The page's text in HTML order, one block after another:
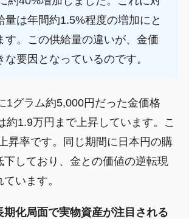
量は年間約1.5%程度の増加にと
す。この供給量の違いが、金価
な要因となっているのです。
1グラム約5,000円だった金価格
約1.9万円まで上昇しています。こ
昇率です。同じ期間に日本円の購
下しており、金との価値の逆転現
います。
期化局面で実物資産が注目される